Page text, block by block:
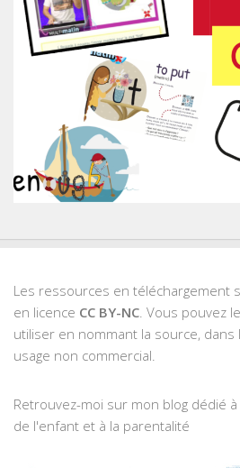
Les ressources en téléchargement
en licence CC BY-NC . Vous pouvez
utiliser en nommant la source, dans
usage non commercial.
Retrouvez-moi sur mon blog dédié à
de l'enfant et à la parentalité